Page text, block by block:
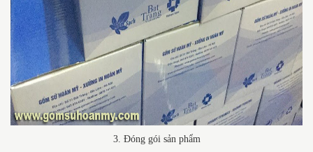
3. Đóng gói sản phẩm